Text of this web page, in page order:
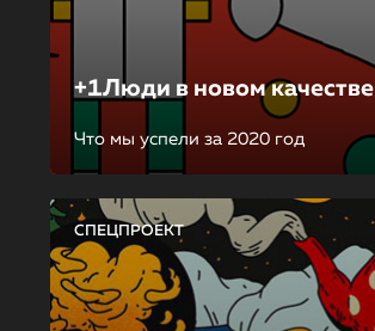
+1Люди в новом качестве
Что мы успели за 2020 год
СПЕЦПРОЕКТ